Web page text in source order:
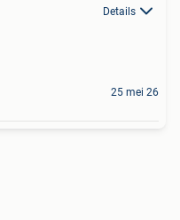
Details
25 mei 26